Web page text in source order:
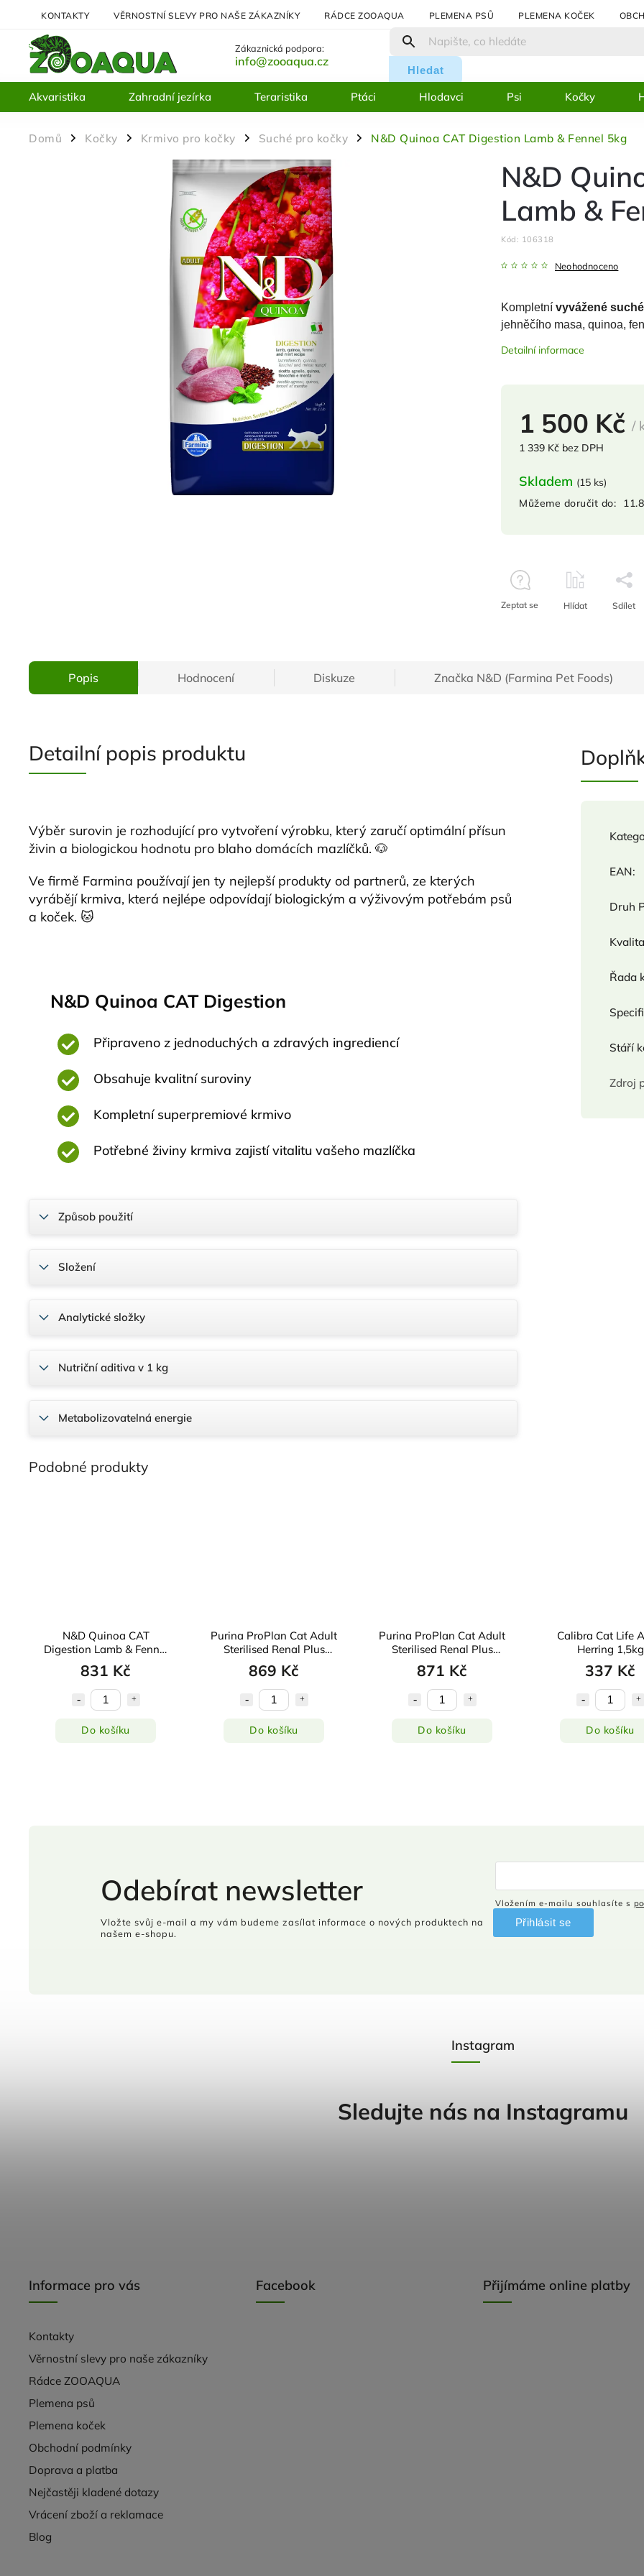
KONTAKTY VĚRNOSTNÍ SLEVY PRO NAŠE ZÁKAZNÍKY RÁDCE ZOOAQUA PLEMENA PSŮ PLEMENA KOČEK
Zákaznická podpora:
info@zooaqua.cz
Hledat
Akvaristika Zahradní jezírka Teraristika Ptáci Hlodavci Psi Kočky
Domů / Kočky / Krmivo pro kočky / Suché pro kočky / N&D Quinoa CAT Digestion Lamb & Fennel 5kg
1 500 Kč/
1 339 Kč bez DPH
Skladem (15 ks)
Můžeme doručit do:
N&D
Lamb &
Kód: 106318
Neohodnoceno
Kompletní vyvážené
jehněčího masa, quinoa,
Detailní informace
Zeptat se Hlídat Sdílet
Popis Hodnocení Diskuze Značka N&D (Farmina Pet Foods)
Detailní popis produktu
Výběr surovin je rozhodující pro vytvoření výrobku, který zaručí optimální přísun
živin a biologickou hodnotu pro blaho domácích mazlíčků. 🐶
Ve firmě Farmina používají jen ty nejlepší produkty od partnerů, ze kterých
vyrábějí krmiva, která nejlépe odpovídají biologickým a výživovým potřebám psů
a koček. 🐱
N&D Quinoa CAT Digestion
Připraveno z jednoduchých a zdravých ingrediencí
Obsahuje kvalitní suroviny
Kompletní superpremiové krmivo
Potřebné živiny krmiva zajistí vitalitu vašeho mazlíčka
Způsob použití
Složení
Analytické složky
Nutriční aditiva v 1 kg
Metabolizovatelná energie
EAN:
Druh
Řada
Stáří
Zdroj
N&D Quinoa CAT
Digestion Lamb & Fennel
1,5kg
831 Kč
Do košíku
Purina ProPlan Cat Adult
Sterilised Renal Plus
Rabbit 3kg
869 Kč
Do košíku
Purina ProPlan Cat Adult
Sterilised Renal Plus
Salmon 3kg
871 Kč
Do košíku
Calibra Cat Life
Herring 1,5kg
337 Kč
Do košíku
Informace pro vás
Kontakty
Věrnostní slevy pro naše zákazníky
Rádce ZOOAQUA
Plemena psů
Plemena koček
Obchodní podmínky
Doprava a platba
Nejčastěji kladené dotazy
Vrácení zboží a reklamace
Blog
Facebook
Odebírat newsletter
Vložte svůj e-mail a my vám budeme zasílat informace o nových produktech na
našem e-shopu.
Vložením e-mailu souhlasíte s
Přihlásit se
Přijímáme online platby
Instagram
Sledujte nás na Instagramu